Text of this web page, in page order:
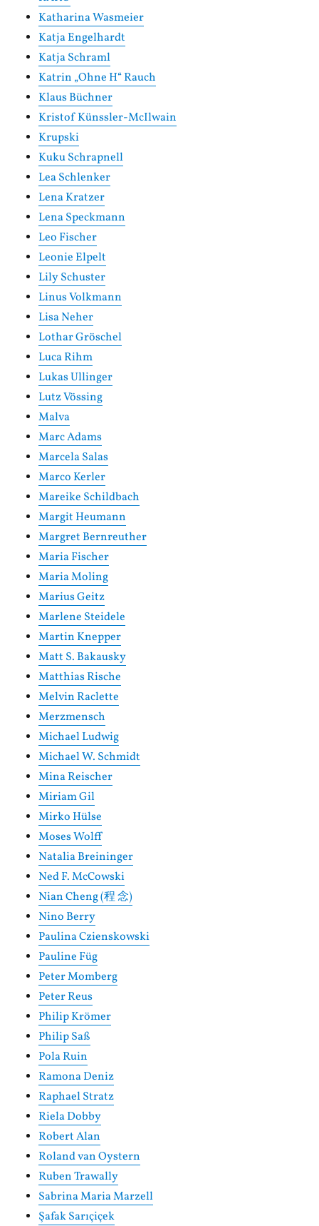
Katharina Wasmeier
Katja Engelhardt
Katja Schraml
Katrin „Ohne H“ Rauch
Klaus Büchner
Kristof Künssler-McIlwain
Krupski
Kuku Schrapnell
Lea Schlenker
Lena Kratzer
Lena Speckmann
Leo Fischer
Leonie Elpelt
Lily Schuster
Linus Volkmann
Lisa Neher
Lothar Gröschel
Luca Rihm
Lukas Ullinger
Lutz Vössing
Malva
Marc Adams
Marcela Salas
Marco Kerler
Mareike Schildbach
Margit Heumann
Margret Bernreuther
Maria Fischer
Maria Moling
Marius Geitz
Marlene Steidele
Martin Knepper
Matt S. Bakausky
Matthias Rische
Melvin Raclette
Merzmensch
Michael Ludwig
Michael W. Schmidt
Mina Reischer
Miriam Gil
Mirko Hülse
Moses Wolff
Natalia Breininger
Ned F. McCowski
Nian Cheng (程 念)
Nino Berry
Paulina Czienskowski
Pauline Füg
Peter Momberg
Peter Reus
Philip Krömer
Philip Saß
Pola Ruin
Ramona Deniz
Raphael Stratz
Riela Dobby
Robert Alan
Roland van Oystern
Ruben Trawally
Sabrina Maria Marzell
Şafak Sarıçiçek